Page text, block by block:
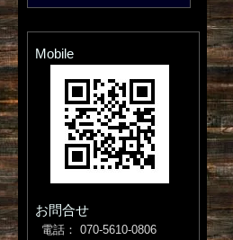
Mobile
お問合せ
電話： 070-5610-0806